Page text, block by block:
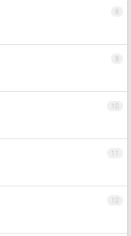
8
9
10
11
12